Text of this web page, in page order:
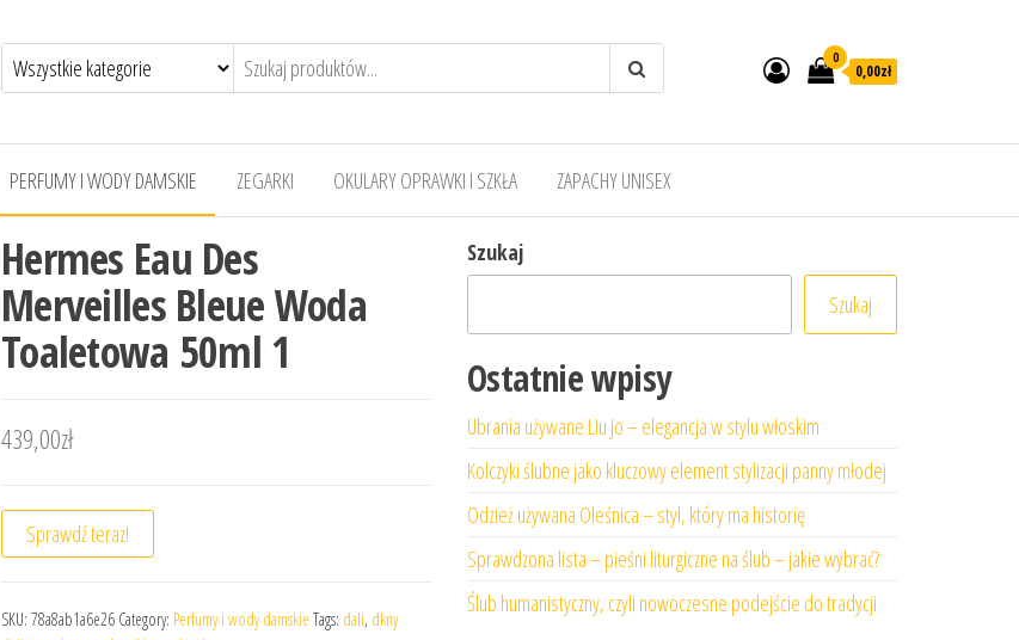
0
0,00zł
PERFUMY I WODY DAMSKIE ZEGARKI OKULARY OPRAWKI I SZKŁA ZAPACHY UNISEX
Hermes Eau Des
Merveilles Bleue Woda
Toaletowa 50ml 1
439,00zł
Sprawdź teraz!
SKU: 78a8ab1a6e26 Category: Perfumy i wody damskie Tags: dali, dkny
Szukaj
Szukaj
Ostatnie wpisy
Ubrania używane Liu Jo – elegancja w stylu włoskim
Kolczyki ślubne jako kluczowy element stylizacji panny młodej
Odzież używana Oleśnica – styl, który ma historię
Sprawdzona lista – pieśni liturgiczne na ślub – jakie wybrać?
Ślub humanistyczny, czyli nowoczesne podejście do tradycji